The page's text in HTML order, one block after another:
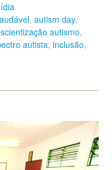
, autism day,
autismo,
autista, inclusão,